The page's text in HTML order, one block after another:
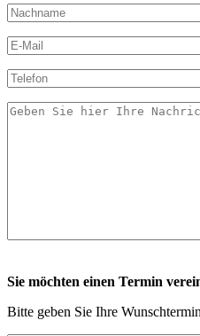
Sie möchten einen Termin
Bitte geben Sie Ihre